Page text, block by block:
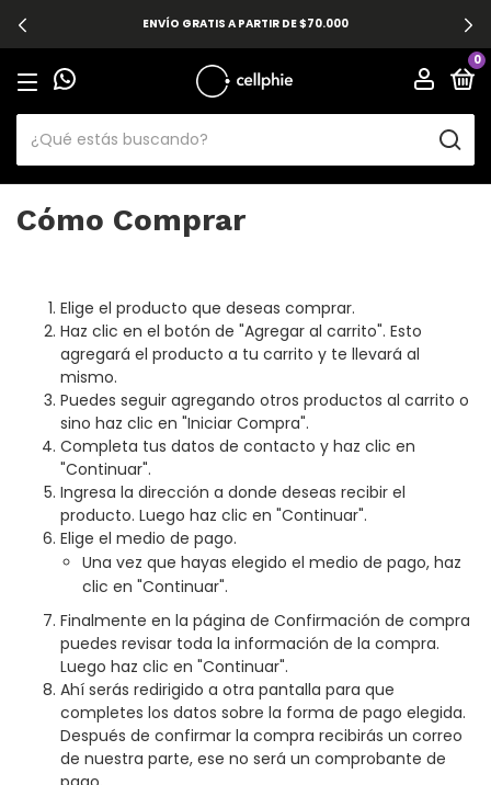
ENVÍO GRATIS A PARTIR DE $70.000
0
Cómo Comprar
Elige el producto que deseas comprar.
Haz clic en el botón de "Agregar al carrito". Esto
agregará el producto a tu carrito y te llevará al
mismo.
Puedes seguir agregando otros productos al carrito o
sino haz clic en "Iniciar Compra".
Completa tus datos de contacto y haz clic en
"Continuar".
Ingresa la dirección a donde deseas recibir el
producto. Luego haz clic en "Continuar".
Elige el medio de pago.
Una vez que hayas elegido el medio de pago, haz
clic en "Continuar".
Finalmente en la página de Confirmación de compra
puedes revisar toda la información de la compra.
Luego haz clic en "Continuar".
Ahí serás redirigido a otra pantalla para que
completes los datos sobre la forma de pago elegida.
Después de confirmar la compra recibirás un correo
de nuestra parte, ese no será un comprobante de